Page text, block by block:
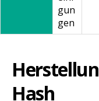
gun
gen
Hash